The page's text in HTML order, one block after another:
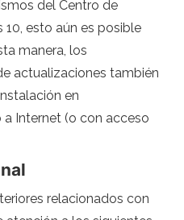
del Centro de
esto aún es posible
manera, los
actualizaciones también
en
Internet (o con acceso
relacionados con